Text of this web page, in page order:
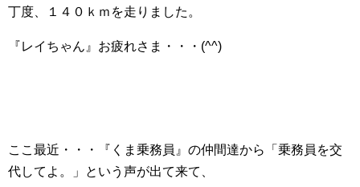
丁度、１４０ｋｍを走りました。
『レイちゃん』お疲れさま・・・(^^)
ここ最近・・・『くま乗務員』の仲間達から「乗務員を交
代してよ。」という声が出て来て、